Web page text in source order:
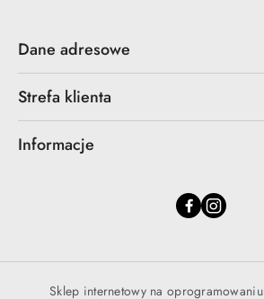
Dane adresowe
Strefa klienta
Informacje
Sklep internetowy na oprogramowaniu